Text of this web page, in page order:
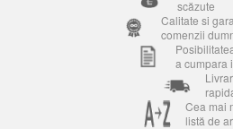
scăzute
Calitate si
comenzii
a cumpara
Cea mai
listă de